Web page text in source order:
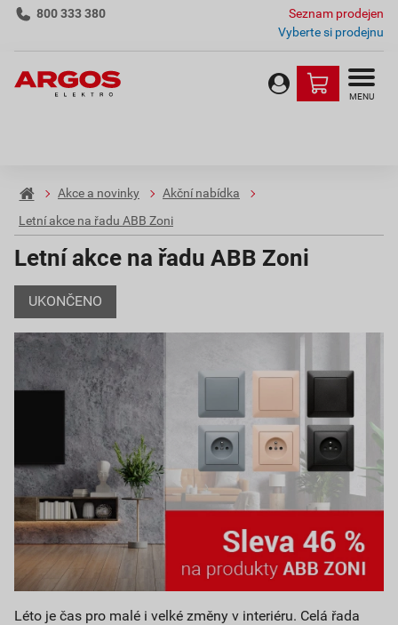
800 333 380
Seznam prodejen
Vyberte si prodejnu
MENU
Akce a novinky
Akční nabídka
Letní akce na řadu ABB Zoni
Letní akce na řadu ABB Zoni
UKONČENO
Léto je čas pro malé i velké změny v interiéru. Celá řada